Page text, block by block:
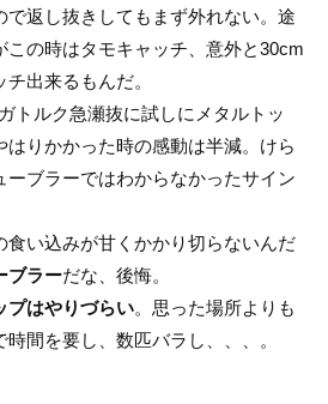
で返し抜きしてもまず外れない。途
この時はタモキャッチ、意外と30cm
出来るもんだ。
トルク急瀬抜に試しにメタルトッ
はりかかった時の感動は半減。けら
ーブラーではわからなかったサイン
食い込みが甘くかかり切らないんだ
ブラーだな、後悔。
プはやりづらい。思った場所よりも
間を要し、数匹バラし、、、。